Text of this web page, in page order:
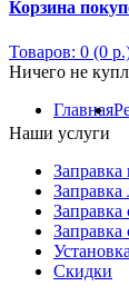
Корзина
Товаров: 0 (0
Ничего не
Главная
Наши услуги
Заправка
Заправка
Заправка
Скидки